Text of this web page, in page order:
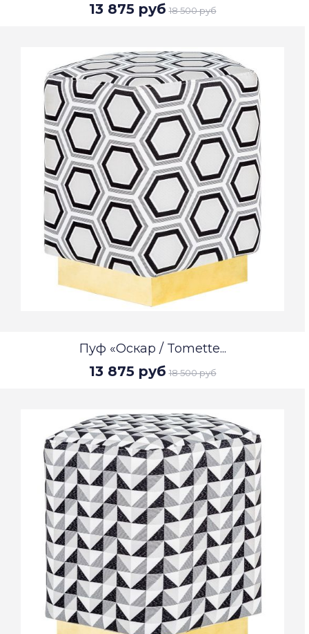
13 875 руб 18 500 руб
Пуф «Оскар / Tomette...
13 875 руб 18 500 руб